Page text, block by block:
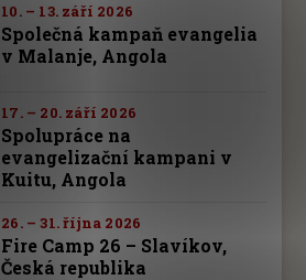
10. – 13. září 2026
Společná kampaň evangelia
v Malanje, Angola
17. – 20. září 2026
Spolupráce na
evangelizační kampani v
Kuitu, Angola
26. – 31. října 2026
Fire Camp 26 – Slavíkov,
Česká republika